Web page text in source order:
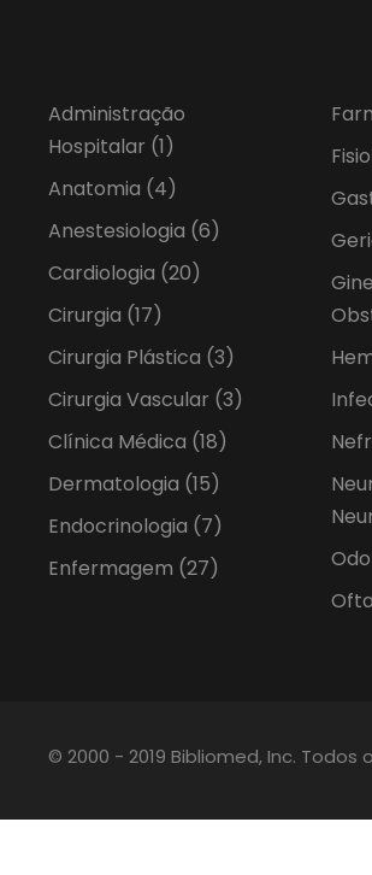
Administração
Hospitalar (1)
Anatomia (4)
Anestesiologia (6)
Cardiologia (20)
Cirurgia (17)
Cirurgia Plástica (3)
Cirurgia Vascular (3)
Clínica Médica (18)
Dermatologia (15)
Endocrinologia (7)
Enfermagem (27)
© 2000 - 2019 Bibliomed, Inc. Todos